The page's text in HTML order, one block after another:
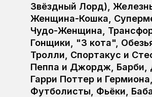
Звёздный Лорд),
Женщина-Кошка,
Чудо-Женщина,
Гонщики, "3 кота",
Тролли, Спортакус и
Пеппа и Джордж, Барби,
Гарри Поттер и Гермиона,
Футболисты, Фьёки, Баба